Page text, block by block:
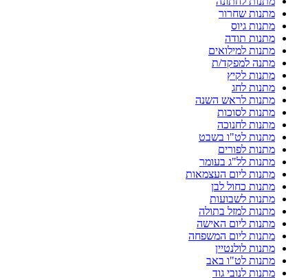
מתנות שחרור
מתנות גיוס
מתנות תודה
מתנות למילואים
מתנה למפקד/ת
מתנות לקיץ
מתנות לחג
מתנות לראש השנה
מתנות לסוכות
מתנות לחנוכה
מתנות לט"ו בשבט
מתנות לפורים
מתנות לל"ג בעומר
מתנות ליום העצמאות
מתנות כחול לבן
מתנות לשבועות
מתנות למזל בתולה
מתנות ליום האישה
מתנות ליום המשפחה
מתנות לולנטיין
מתנות לט"ו באב
מתנות לנובי גוד